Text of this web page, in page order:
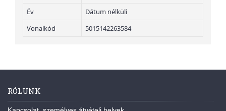
Év
Dátum nélküli
Vonalkód
5015142263584
RÓLUNK